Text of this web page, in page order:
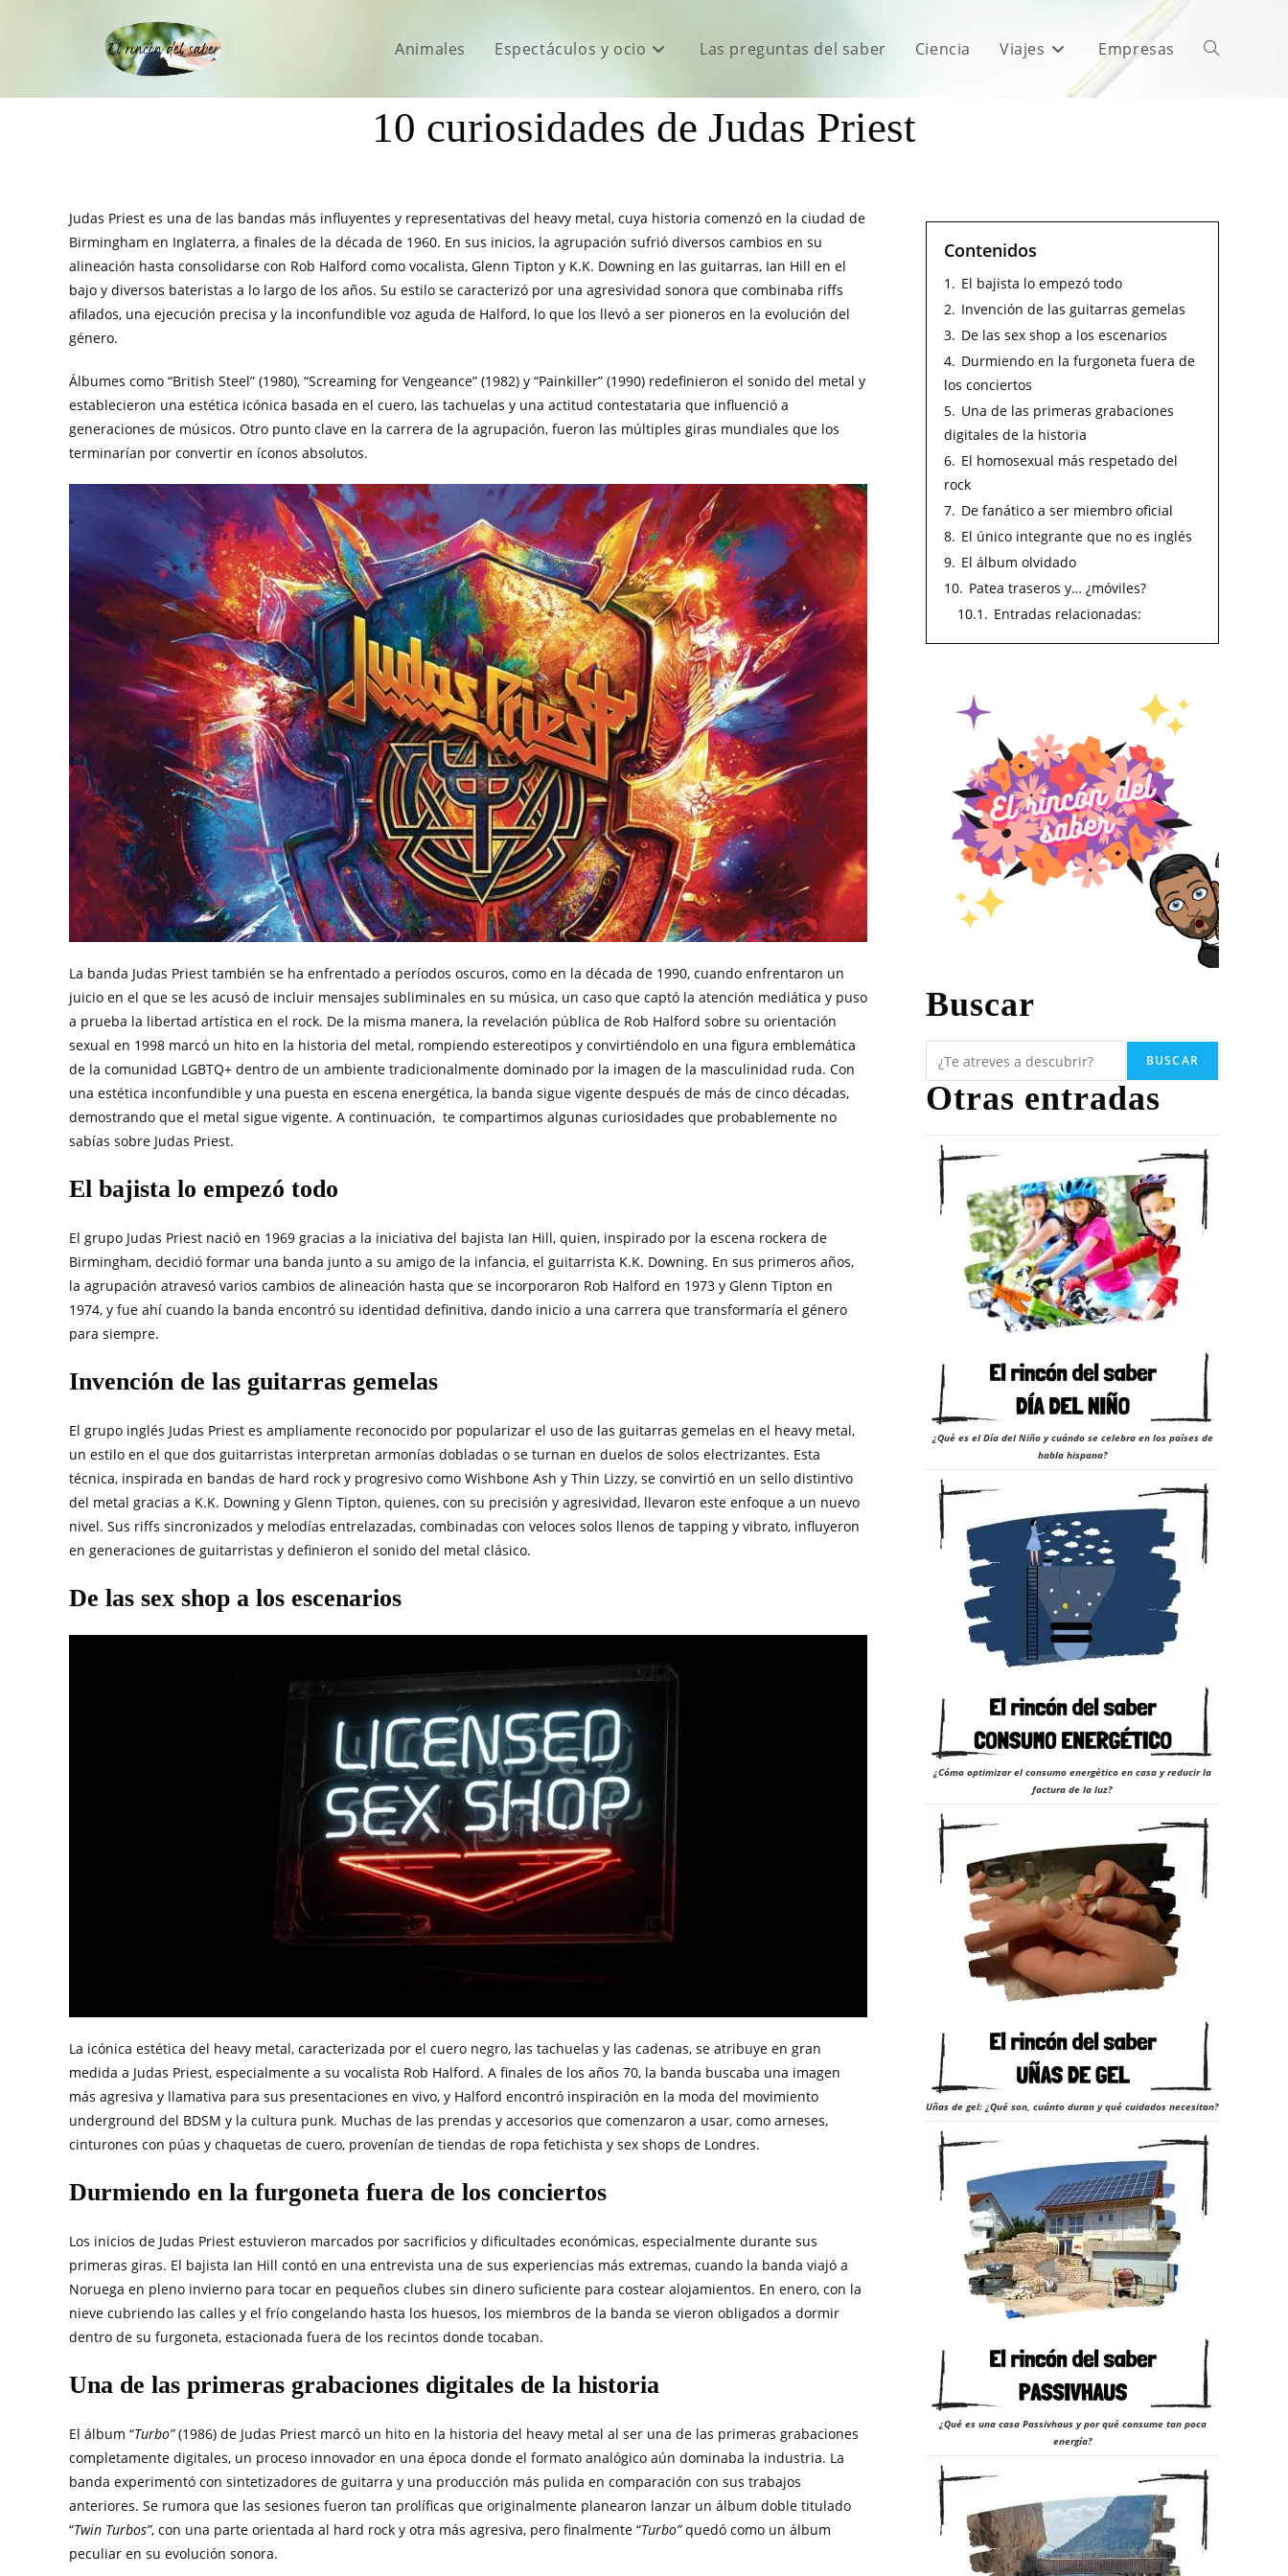
Animales Espectáculos y ocio Las preguntas del saber Ciencia Viajes Empresas
10 curiosidades de Judas Priest
Judas Priest es una de las bandas más influyentes y representativas del heavy metal, cuya historia comenzó en la ciudad de
Birmingham en Inglaterra, a finales de la década de 1960. En sus inicios, la agrupación sufrió diversos cambios en su
alineación hasta consolidarse con Rob Halford como vocalista, Glenn Tipton y K.K. Downing en las guitarras, Ian Hill en el
bajo y diversos bateristas a lo largo de los años. Su estilo se caracterizó por una agresividad sonora que combinaba riffs
afilados, una ejecución precisa y la inconfundible voz aguda de Halford, lo que los llevó a ser pioneros en la evolución del
género.
Álbumes como “British Steel” (1980), “Screaming for Vengeance” (1982) y “Painkiller” (1990) redefinieron el sonido del metal y
establecieron una estética icónica basada en el cuero, las tachuelas y una actitud contestataria que influenció a
generaciones de músicos. Otro punto clave en la carrera de la agrupación, fueron las múltiples giras mundiales que los
terminarían por convertir en íconos absolutos.
La banda Judas Priest también se ha enfrentado a períodos oscuros, como en la década de 1990, cuando enfrentaron un
juicio en el que se les acusó de incluir mensajes subliminales en su música, un caso que captó la atención mediática y puso
a prueba la libertad artística en el rock. De la misma manera, la revelación pública de Rob Halford sobre su orientación
sexual en 1998 marcó un hito en la historia del metal, rompiendo estereotipos y convirtiéndolo en una figura emblemática
de la comunidad LGBTQ+ dentro de un ambiente tradicionalmente dominado por la imagen de la masculinidad ruda. Con
una estética inconfundible y una puesta en escena energética, la banda sigue vigente después de más de cinco décadas,
demostrando que el metal sigue vigente. A continuación, te compartimos algunas curiosidades que probablemente no
sabías sobre Judas Priest.
El bajista lo empezó todo
El grupo Judas Priest nació en 1969 gracias a la iniciativa del bajista Ian Hill, quien, inspirado por la escena rockera de
Birmingham, decidió formar una banda junto a su amigo de la infancia, el guitarrista K.K. Downing. En sus primeros años,
la agrupación atravesó varios cambios de alineación hasta que se incorporaron Rob Halford en 1973 y Glenn Tipton en
1974, y fue ahí cuando la banda encontró su identidad definitiva, dando inicio a una carrera que transformaría el género
para siempre.
Invención de las guitarras gemelas
El grupo inglés Judas Priest es ampliamente reconocido por popularizar el uso de las guitarras gemelas en el heavy metal,
un estilo en el que dos guitarristas interpretan armonías dobladas o se turnan en duelos de solos electrizantes. Esta
técnica, inspirada en bandas de hard rock y progresivo como Wishbone Ash y Thin Lizzy, se convirtió en un sello distintivo
del metal gracias a K.K. Downing y Glenn Tipton, quienes, con su precisión y agresividad, llevaron este enfoque a un nuevo
nivel. Sus riffs sincronizados y melodías entrelazadas, combinadas con veloces solos llenos de tapping y vibrato, influyeron
en generaciones de guitarristas y definieron el sonido del metal clásico.
De las sex shop a los escenarios
La icónica estética del heavy metal, caracterizada por el cuero negro, las tachuelas y las cadenas, se atribuye en gran
medida a Judas Priest, especialmente a su vocalista Rob Halford. A finales de los años 70, la banda buscaba una imagen
más agresiva y llamativa para sus presentaciones en vivo, y Halford encontró inspiración en la moda del movimiento
underground del BDSM y la cultura punk. Muchas de las prendas y accesorios que comenzaron a usar, como arneses,
cinturones con púas y chaquetas de cuero, provenían de tiendas de ropa fetichista y sex shops de Londres.
Durmiendo en la furgoneta fuera de los conciertos
Los inicios de Judas Priest estuvieron marcados por sacrificios y dificultades económicas, especialmente durante sus
primeras giras. El bajista Ian Hill contó en una entrevista una de sus experiencias más extremas, cuando la banda viajó a
Noruega en pleno invierno para tocar en pequeños clubes sin dinero suficiente para costear alojamientos. En enero, con la
nieve cubriendo las calles y el frío congelando hasta los huesos, los miembros de la banda se vieron obligados a dormir
dentro de su furgoneta, estacionada fuera de los recintos donde tocaban.
Una de las primeras grabaciones digitales de la historia
El álbum “Turbo”(1986) de Judas Priest marcó un hito en la historia del heavy metal al ser una de las primeras grabaciones
completamente digitales, un proceso innovador en una época donde el formato analógico aún dominaba la industria. La
banda experimentó con sintetizadores de guitarra y una producción más pulida en comparación con sus trabajos
anteriores. Se rumora que las sesiones fueron tan prolíficas que originalmente planearon lanzar un álbum doble titulado
“Twin Turbos”, con una parte orientada al hard rock y otra más agresiva, pero finalmente “Turbo”quedó como un álbum
peculiar en su evolución sonora.
Contenidos
1. El bajista lo empezó todo
2. Invención de las guitarras gemelas
3. De las sex shop a los escenarios
4. Durmiendo en la furgoneta fuera de
los conciertos
5. Una de las primeras grabaciones
digitales de la historia
6. El homosexual más respetado del
rock
7. De fanático a ser miembro oficial
8. El único integrante que no es inglés
9. El álbum olvidado
10. Patea traseros y… ¿móviles?
10.1. Entradas relacionadas:
Buscar
BUSCAR
Otras entradas
¿Qué es el Día del Niño y cuándo se celebra en los países de
habla hispana?
¿Cómo optimizar el consumo energético en casa y reducir la
factura de la luz?
Uñas de gel: ¿Qué son, cuánto duran y qué cuidados necesitan?
¿Qué es una casa Passivhaus y por qué consume tan poca
energía?